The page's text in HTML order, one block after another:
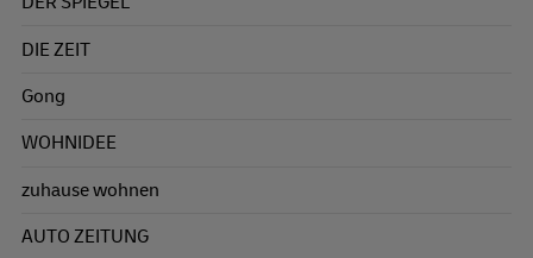
DIE ZEIT
Gong
WOHNIDEE
zuhause wohnen
AUTO ZEITUNG